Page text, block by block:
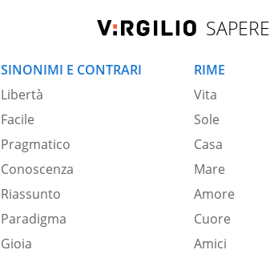
SAPERE
SINONIMI E CONTRARI
Libertà
Facile
Pragmatico
Conoscenza
Riassunto
Paradigma
Gioia
RIME
Vita
Sole
Casa
Mare
Amore
Cuore
Amici